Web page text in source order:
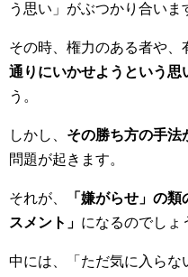
う思い」がぶつかり合いま
その時、権力のある者や
通りにいかせようという思
う。
しかし、 その勝ち方の手法
問題が起きます。
それが、
「嫌がらせ」の
スメント」 になるのでしょ
中には、「ただ気に入らな